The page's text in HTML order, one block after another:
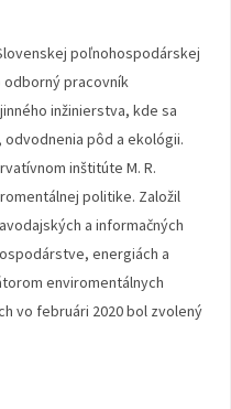
poľnohospodárskej
pracovník
inžinierstva, kde sa
pôd a ekológii.
inštitúte M. R.
politike. Založil
a informačných
energiách a
enviromentálnych
vo februári 2020 bol zvolený